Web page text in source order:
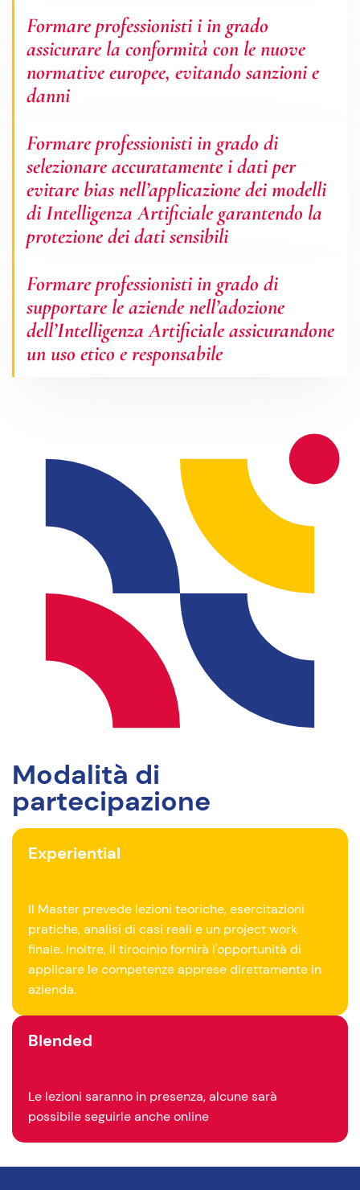
Formare professionisti i in grado
assicurare la conformità con le nuove
normative europee, evitando sanzioni e
danni
Formare professionisti in grado di
selezionare accuratamente i dati per
evitare bias nell’applicazione dei modelli
di Intelligenza Artificiale garantendo la
protezione dei dati sensibili
Formare professionisti in grado di
supportare le aziende nell’adozione
dell’Intelligenza Artificiale assicurandone
un uso etico e responsabile
Modalità di
partecipazione
Experiential
Il Master prevede lezioni teoriche, esercitazioni
pratiche, analisi di casi reali e un project work
finale. Inoltre, il tirocinio fornirà l'opportunità di
applicare le competenze apprese direttamente in
azienda.
Blended
Le lezioni saranno in presenza, alcune sarà
possibile seguirle anche online